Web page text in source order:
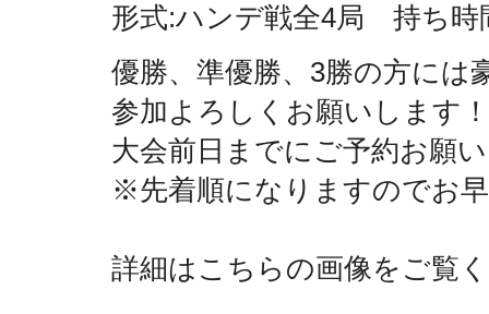
形式:ハンデ戦全4局 持ち時
優勝、準優勝、 3勝の方には
参加よ ろしくお願いします！
大会前日までにご予約お願
※先着順になりますのでお
詳細はこちらの画像をご覧